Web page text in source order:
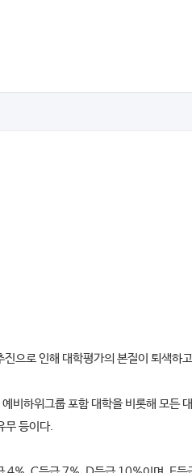
진으로 인해 대학평가의 본질이 퇴색하
비하위그룹 포함 대학을 비롯해 모든
무 등이다.